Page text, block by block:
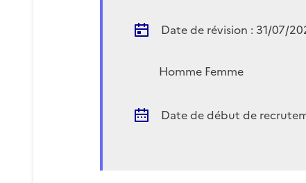
Date de révision : 31/07/
Homme Femme
Date de début de